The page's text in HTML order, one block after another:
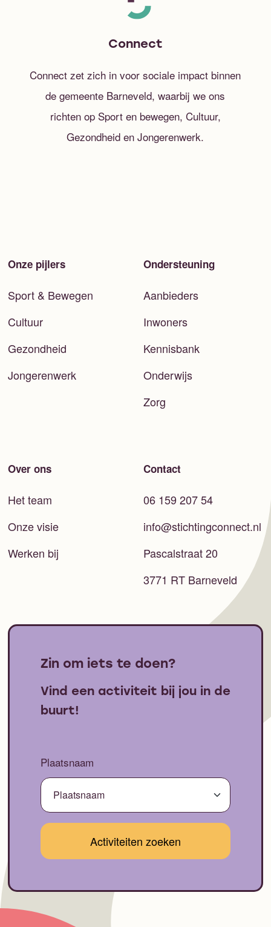
Connect
Connect zet zich in voor sociale impact binnen
de gemeente Barneveld, waarbij we ons
richten op Sport en bewegen, Cultuur,
Gezondheid en Jongerenwerk.
Onze pijlers
Sport & Bewegen
Cultuur
Gezondheid
Jongerenwerk
Ondersteuning
Aanbieders
Inwoners
Kennisbank
Onderwijs
Zorg
Over ons
Het team
Onze visie
Werken bij
Contact
06 159 207 54
info@stichtingconnect.nl
Pascalstraat 20
3771 RT Barneveld
Zin om iets te doen?
Vind een activiteit bij jou in de
buurt!
Plaatsnaam